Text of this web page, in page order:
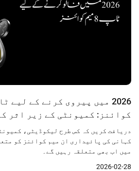
2026 میں پیروی کرنے کے لیے
کوائنز: کمیونٹی کے زیر اثر
سمجھنا
دریافت کریں کہ کس طرح لیکوڈیٹی،
میں اب بھی متعلقہ رہیں گے۔
2026-02-28